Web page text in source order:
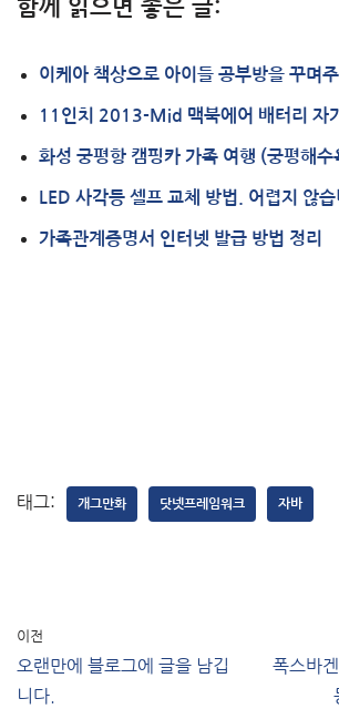
함께 읽으면 좋은 글:
이케아 책상으로 아이들 공부방을 꾸며
11인치 2013-Mid 맥북에어 배터리 자
화성 궁평항 캠핑카 가족 여행 (궁평해수
LED 사각등 셀프 교체 방법. 어렵지 않습
가족관계증명서 인터넷 발급 방법 정리
태그: 개그만화 닷넷프레임워크 자바
이전
오랜만에 블로그에 글을 남깁
니다.
폭스바